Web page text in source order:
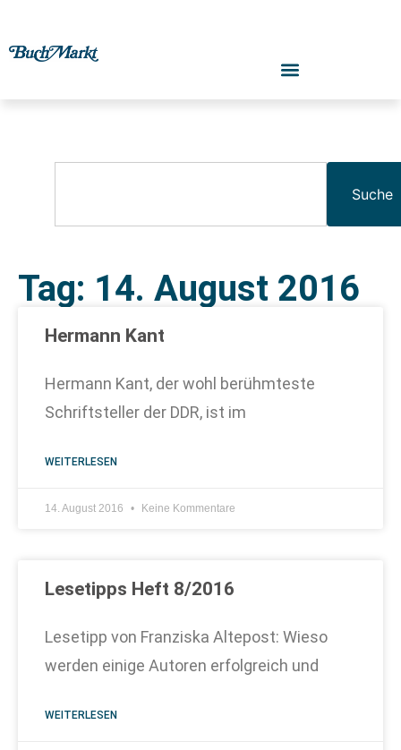
Suche
Tag: 14. August 2016
Hermann Kant
Hermann Kant, der wohl berühmteste
Schriftsteller der DDR, ist im
WEITERLESEN
14. August 2016 Keine Kommentare
Lesetipps Heft 8/2016
Lesetipp von Franziska Altepost: Wieso
werden einige Autoren erfolgreich und
WEITERLESEN